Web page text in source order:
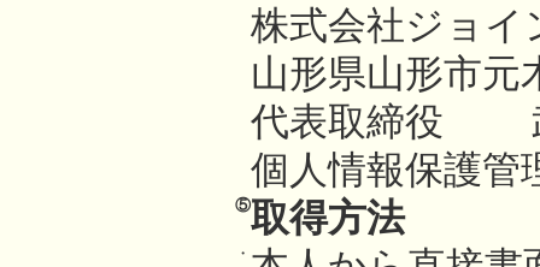
株式会社ジョイ
山形県山形市元
代表取締役
個人情報保護管
⑤取得方法
・